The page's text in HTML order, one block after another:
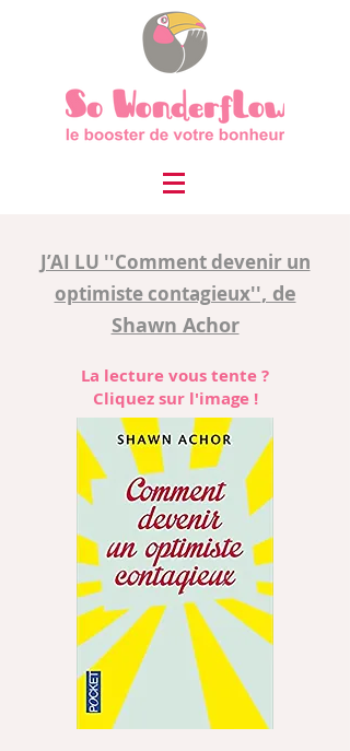
J’AI LU ''Comment devenir un
optimiste contagieux'', de
Shawn Achor
La lecture vous tente ?
Cliquez sur l'image !